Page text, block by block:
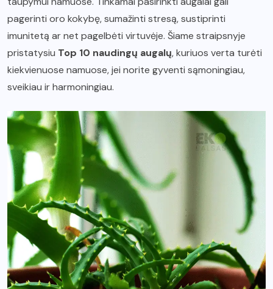
pagerinti oro kokybę, sumažinti stresą, sustiprinti
imunitetą ar net pagelbėti virtuvėje. Šiame straipsnyje
pristatysiu Top 10 naudingų augalų, kuriuos verta turėti
kiekvienuose namuose, jei norite gyventi sąmoningiau,
sveikiau ir harmoningiau.